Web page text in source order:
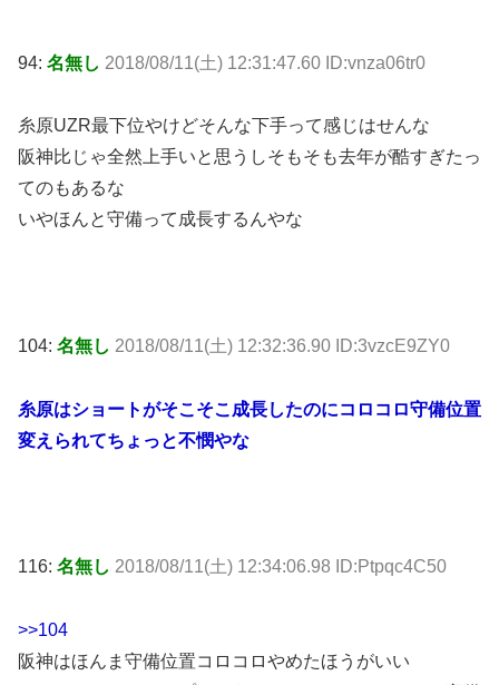
94: 名無し 2018/08/11(土) 12:31:47.60 ID:vnza06tr0
糸原UZR最下位やけどそんな下手って感じはせんな
阪神比じゃ全然上手いと思うしそもそも去年が酷すぎたっ
てのもあるな
いやほんと守備って成長するんやな
104: 名無し 2018/08/11(土) 12:32:36.90 ID:3vzcE9ZY0
糸原はショートがそこそこ成長したのにコロコロ守備位置
変えられてちょっと不憫やな
116: 名無し 2018/08/11(土) 12:34:06.98 ID:Ptpqc4C50
>>104
阪神はほんま守備位置コロコロやめたほうがいい